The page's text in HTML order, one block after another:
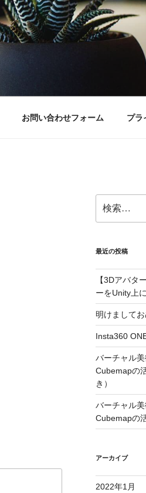
お問い合わせフォーム プラ
索:
最近の投稿
【3Dアバタ
ーをUnity上
明けまして
Insta360
バーチャル
Cubemapの
き）
バーチャル
Cubemapの
アーカイブ
2022年1月